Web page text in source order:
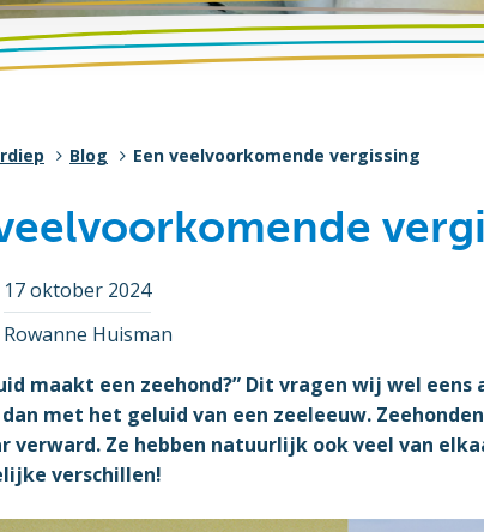
Blog Een veelvoorkomende vergissing
17 oktober 2024
Rowanne Huisman
maakt een zeehond?” Dit vragen wij wel
met het geluid van een zeeleeuw.
verward. Ze hebben natuurlijk ook veel van
verschillen!